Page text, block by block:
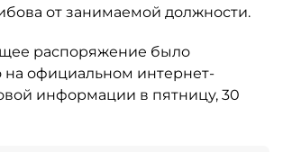
от занимаемой должности.
распоряжение было
на официальном интернет-
информации в пятницу, 30